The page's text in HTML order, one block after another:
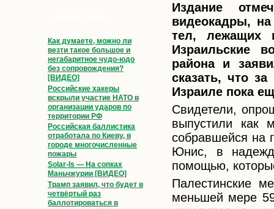
Как думаете, можно ли
везти такое большое и
негабаритное чудо-юдо
без сопровождения?
[ВИДЕО]
Российские хакеры
вскрыли участие НАТО в
организации ударов по
территории РФ
Российская баллистика
отработала по Киеву, в
городе многочисленные
пожары
Solar-Is — На сопках
Маньчжурии [ВИДЕО]
Трамп заявил, что будет в
четвёртый раз
баллотироваться в
Издание
видеокадры,
тел, лежащих
Израильские
района и
сказать, что
Израиле пока
Свидетели,
выпустили как
собравшейся на
Юнис, в
помощью,
Палестинские
меньшей мере